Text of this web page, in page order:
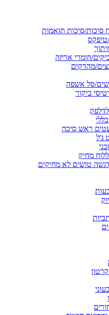
סיכות/סיכות תואמות
חומרי אריזה
מהדקים
סל אשפה
ביקור
ראש סיכה
ג'ל
מחיק
טושים לא מחיקים